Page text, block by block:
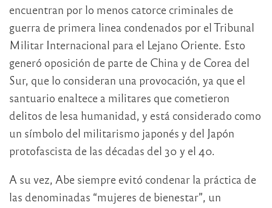
encuentran por lo menos catorce criminales de
guerra de primera linea condenados por el Tribunal
Militar Internacional para el Lejano Oriente. Esto
generó oposición de parte de China y de Corea del
Sur, que lo consideran una provocación, ya que el
santuario enaltece a militares que cometieron
delitos de lesa humanidad, y está considerado como
un símbolo del militarismo japonés y del Japón
protofascista de las décadas del 30 y el 40.
A su vez, Abe siempre evitó condenar la práctica de
las denominadas “mujeres de bienestar”, un